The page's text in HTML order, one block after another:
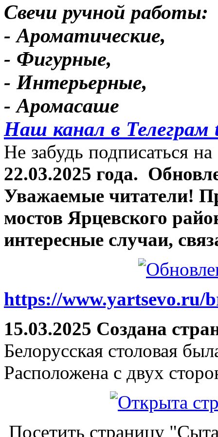
Свечи ручной работы:
- Ароматические,
- Фигурные,
- Интерьерные,
- Аромасаше
Наш канал в Телеграм
Не забудь подписаться
22.03.2025 года.
Уважаемые читатели!
мостов Ярцевского
интересные случаи,
https://www.yartsevo.ru/
15.03.2025 Создана
Белорусская столовая
Расположена с двух
Посетить страницу